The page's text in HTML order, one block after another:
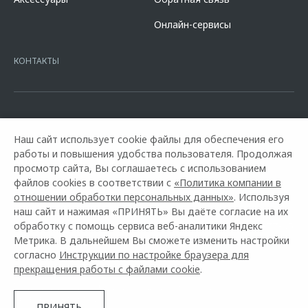
кредита в разделе «Кредит на покупку автомобиля у дилера» на
Кредит предоставляет АО Альфа-Банк. ИНН
16.01.2015. Предложение ограничено и не является публичной
Онлайн-сервисы
КОНТАКТЫ
Горячая линия OMODA: +7 (8793) 31-77-95
© 2026 АвтоЮГ Пятигорск
Наш сайт использует cookie файлы для обеспечения его
работы и повышения удобства пользователя. Продолжая
просмотр сайта, Вы соглашаетесь с использованием
файлов cookies в соответствии с «Политика компании в
отношении обработки персональных данных». Используя
наш сайт и нажимая «ПРИНЯТЬ» Вы даёте согласие на их
обработку с помощь сервиса веб-аналитики Яндекс
Метрика. В дальнейшем Вы сможете изменить настройки
согласно Инструкции по настройке браузера для
прекращения работы с файлами cookie.